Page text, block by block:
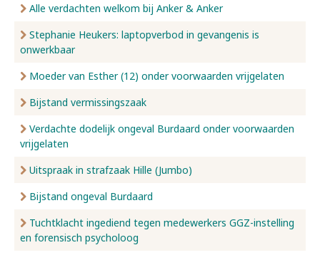
Alle verdachten welkom bij Anker & Anker
Stephanie Heukers: laptopverbod in gevangenis is
onwerkbaar
Moeder van Esther (12) onder voorwaarden vrijgelaten
Bijstand vermissingszaak
Verdachte dodelijk ongeval Burdaard onder voorwaarden
vrijgelaten
Uitspraak in strafzaak Hille (Jumbo)
Bijstand ongeval Burdaard
Tuchtklacht ingediend tegen medewerkers GGZ-instelling
en forensisch psycholoog